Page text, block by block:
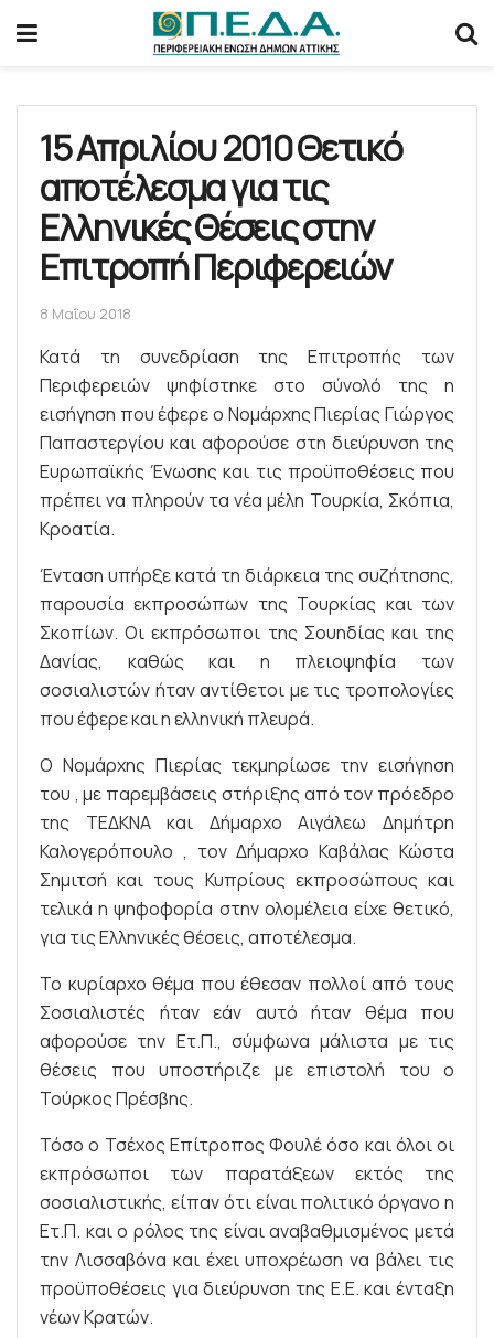
15 Απριλίου 2010 Θετικό
αποτέλεσμα για τις
Ελληνικές Θέσεις στην
Επιτροπή Περιφερειών
8 Μαΐου 2018
Κατά τη συνεδρίαση της Επιτροπής των
Περιφερειών ψηφίστηκε στο σύνολό της η
εισήγηση που έφερε ο Νομάρχης Πιερίας Γιώργος
Παπαστεργίου και αφορούσε στη διεύρυνση της
Ευρωπαϊκής Ένωσης και τις προϋποθέσεις που
πρέπει να πληρούν τα νέα μέλη Τουρκία, Σκόπια,
Κροατία.
Ένταση υπήρξε κατά τη διάρκεια της συζήτησης,
παρουσία εκπροσώπων της Τουρκίας και των
Σκοπίων. Οι εκπρόσωποι της Σουηδίας και της
Δανίας, καθώς και η πλειοψηφία των
σοσιαλιστών ήταν αντίθετοι με τις τροπολογίες
που έφερε και η ελληνική πλευρά.
Ο Νομάρχης Πιερίας τεκμηρίωσε την εισήγηση
του , με παρεμβάσεις στήριξης από τον πρόεδρο
της ΤΕΔΚΝΑ και Δήμαρχο Αιγάλεω Δημήτρη
Καλογερόπουλο , τον Δήμαρχο Καβάλας Κώστα
Σημιτσή και τους Κυπρίους εκπροσώπους και
τελικά η ψηφοφορία στην ολομέλεια είχε θετικό,
για τις Ελληνικές θέσεις, αποτέλεσμα.
Το κυρίαρχο θέμα που έθεσαν πολλοί από τους
Σοσιαλιστές ήταν εάν αυτό ήταν θέμα που
αφορούσε την Ετ.Π., σύμφωνα μάλιστα με τις
θέσεις που υποστήριζε με επιστολή του ο
Τούρκος Πρέσβης.
Τόσο ο Τσέχος Επίτροπος Φουλέ όσο και όλοι οι
εκπρόσωποι των παρατάξεων εκτός της
σοσιαλιστικής, είπαν ότι είναι πολιτικό όργανο η
Ετ.Π. και ο ρόλος της είναι αναβαθμισμένος μετά
την Λισσαβόνα και έχει υποχρέωση να βάλει τις
προϋποθέσεις για διεύρυνση της Ε.Ε. και ένταξη
νέων Κρατών.